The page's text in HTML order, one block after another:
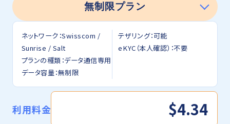
ネットワーク：Swisscom /
Sunrise / Salt
プランの種類：データ通信専用
データ容量：無制限
テザリング：可能
eKYC（本人確認）：不要
利用料金 $4.34